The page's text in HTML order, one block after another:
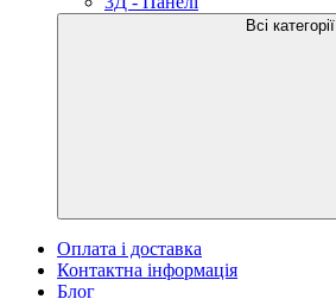
Всі категорії
Оплата і доставка
Контактна інформація
Блог